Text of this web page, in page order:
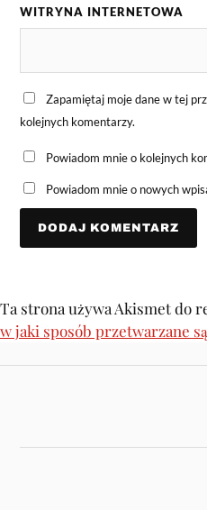
WITRYNA INTERNETOWA
Zapamiętaj moje dane w tej
kolejnych komentarzy.
Powiadom mnie o kolejnych
Powiadom mnie o nowych
Ta strona używa Akismet do
w jaki sposób przetwarzane